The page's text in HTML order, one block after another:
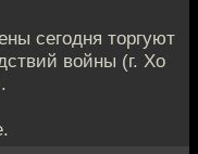
сегодня торгуют
войны (г. Хо